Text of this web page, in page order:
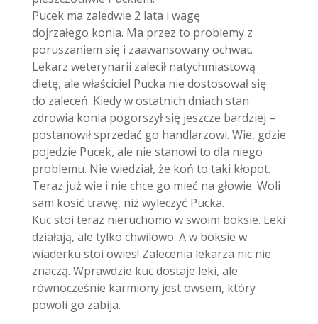
Pucek ma zaledwie 2 lata i wagę
dojrzałego konia. Ma przez to problemy z
poruszaniem się i zaawansowany ochwat.
Lekarz weterynarii zalecił natychmiastową
dietę, ale właściciel Pucka nie dostosował się
do zaleceń. Kiedy w ostatnich dniach stan
zdrowia konia pogorszył się jeszcze bardziej –
postanowił sprzedać go handlarzowi. Wie, gdzie
pojedzie Pucek, ale nie stanowi to dla niego
problemu. Nie wiedział, że koń to taki kłopot.
Teraz już wie i nie chce go mieć na głowie. Woli
sam kosić trawę, niż wyleczyć Pucka.
Kuc stoi teraz nieruchomo w swoim boksie. Leki
działają, ale tylko chwilowo. A w boksie w
wiaderku stoi owies! Zalecenia lekarza nic nie
znaczą. Wprawdzie kuc dostaje leki, ale
równocześnie karmiony jest owsem, który
powoli go zabija.